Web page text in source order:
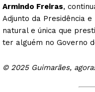
Artigos
Europa
Grande Entrevista
Armindo Freiras,
Adjunto da Presidência
natural e única que
ter alguém no Governo
© 2025 Guimarães, agora!